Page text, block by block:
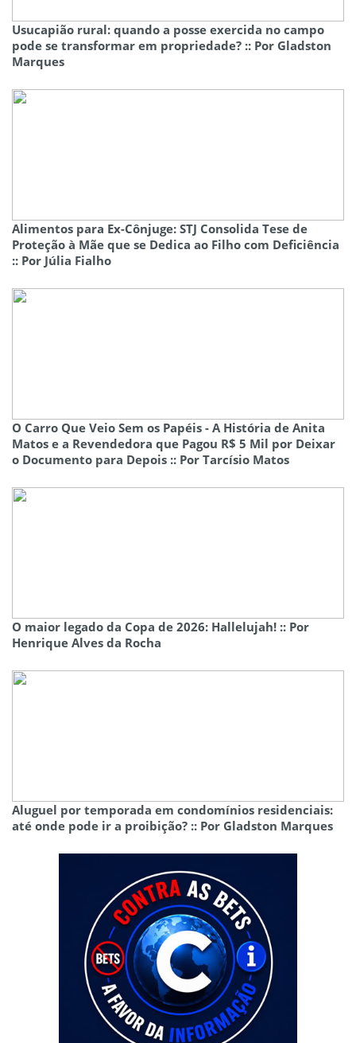
Usucapião rural: quando a posse exercida no campo
pode se transformar em propriedade? :: Por Gladston
Marques
Alimentos para Ex-Cônjuge: STJ Consolida Tese de
Proteção à Mãe que se Dedica ao Filho com Deficiência
:: Por Júlia Fialho
O Carro Que Veio Sem os Papéis - A História de Anita
Matos e a Revendedora que Pagou R$ 5 Mil por Deixar
o Documento para Depois :: Por Tarcísio Matos
O maior legado da Copa de 2026: Hallelujah! :: Por
Henrique Alves da Rocha
Aluguel por temporada em condomínios residenciais:
até onde pode ir a proibição? :: Por Gladston Marques